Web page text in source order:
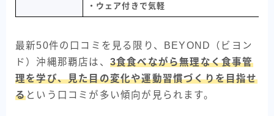
・ウェア付きで気軽
最新50件の口コミを見る限り、BEYOND（ビヨン
ド）沖縄那覇店は、 3食食べながら無理なく食事管
理を学び、見た目の変化や運動習慣づくりを目指せ
るという口コミが多い傾向が見られます。